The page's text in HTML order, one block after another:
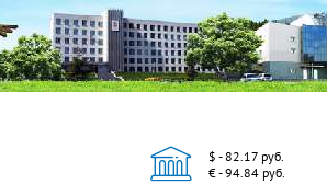
$ - 82.17 руб.
€ - 94.84 руб.